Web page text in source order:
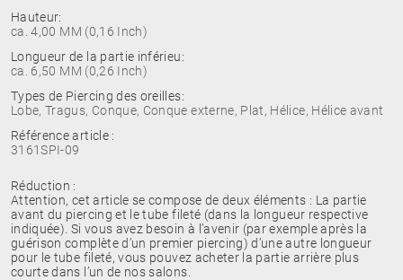
Hauteur:
ca. 4,00 MM (0,16 Inch)
Longueur de la partie inférieu:
ca. 6,50 MM (0,26 Inch)
Types de Piercing des oreilles:
Lobe, Tragus, Conque, Conque externe, Plat, Hélice, Hélice avant
Référence article :
3161SPI-09
Réduction :
Attention, cet article se compose de deux éléments : La partie
avant du piercing et le tube fileté (dans la longueur respective
indiquée). Si vous avez besoin à l’avenir (par exemple après la
guérison complète d’un premier piercing) d’une autre longueur
pour le tube fileté, vous pouvez acheter la partie arrière plus
courte dans l’un de nos salons.